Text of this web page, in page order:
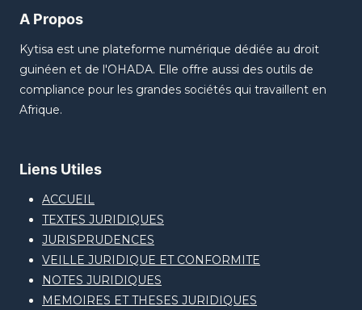
A Propos
Kytisa est une plateforme numérique dédiée au droit
guinéen et de l'OHADA. Elle offre aussi des outils de
compliance pour les grandes sociétés qui travaillent en
Afrique.
Liens Utiles
ACCUEIL
TEXTES JURIDIQUES
JURISPRUDENCES
VEILLE JURIDIQUE ET CONFORMITE
NOTES JURIDIQUES
MEMOIRES ET THESES JURIDIQUES